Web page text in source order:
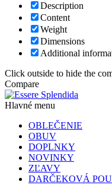
Description
Content
Weight
Dimensions
Additional
Click outside to hide the
Compare
Hlavné menu
OBLEČENIE
OBUV
DOPLNKY
NOVINKY
ZĽAVY
DARČEKOVÁ